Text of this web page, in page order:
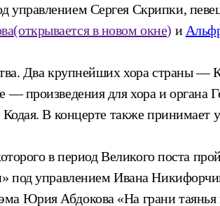
управлением Сергея Скрипки,
(открывается в новом окне) и
Два крупнейших хора страны
произведения для хора и органа
В концерте также принимает
в период Великого поста
под управлением Ивана
Юрия Абдокова «На грани таянья